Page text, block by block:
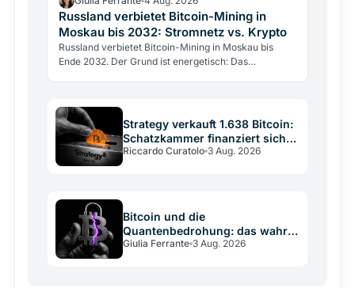
Russland verbietet Bitcoin-Mining in
Moskau bis 2032: Stromnetz vs. Krypto
Russland verbietet Bitcoin-Mining in Moskau bis
Ende 2032. Der Grund ist energetisch: Das
Strategy verkauft 1.638 Bitcoin:
Schatzkammer finanziert sich
selbst
Riccardo Curatolo 3 Aug. 2026
Bitcoin und die
Quantenbedrohung: das wahre
Risiko ist die
Giulia Ferrante 3 Aug. 2026